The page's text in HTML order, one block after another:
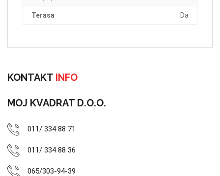
Terasa Da
KONTAKT INFO
MOJ KVADRAT D.O.O.
011/ 334 88 71
011/ 334 88 36
065/303-94-39